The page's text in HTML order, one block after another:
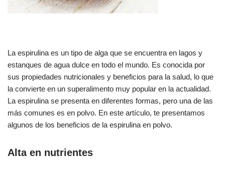
La espirulina es un tipo de alga que se encuentra en lagos y
estanques de agua dulce en todo el mundo. Es conocida por
sus propiedades nutricionales y beneficios para la salud, lo que
la convierte en un superalimento muy popular en la actualidad.
La espirulina se presenta en diferentes formas, pero una de las
más comunes es en polvo. En este artículo, te presentamos
algunos de los beneficios de la espirulina en polvo.
Alta en nutrientes